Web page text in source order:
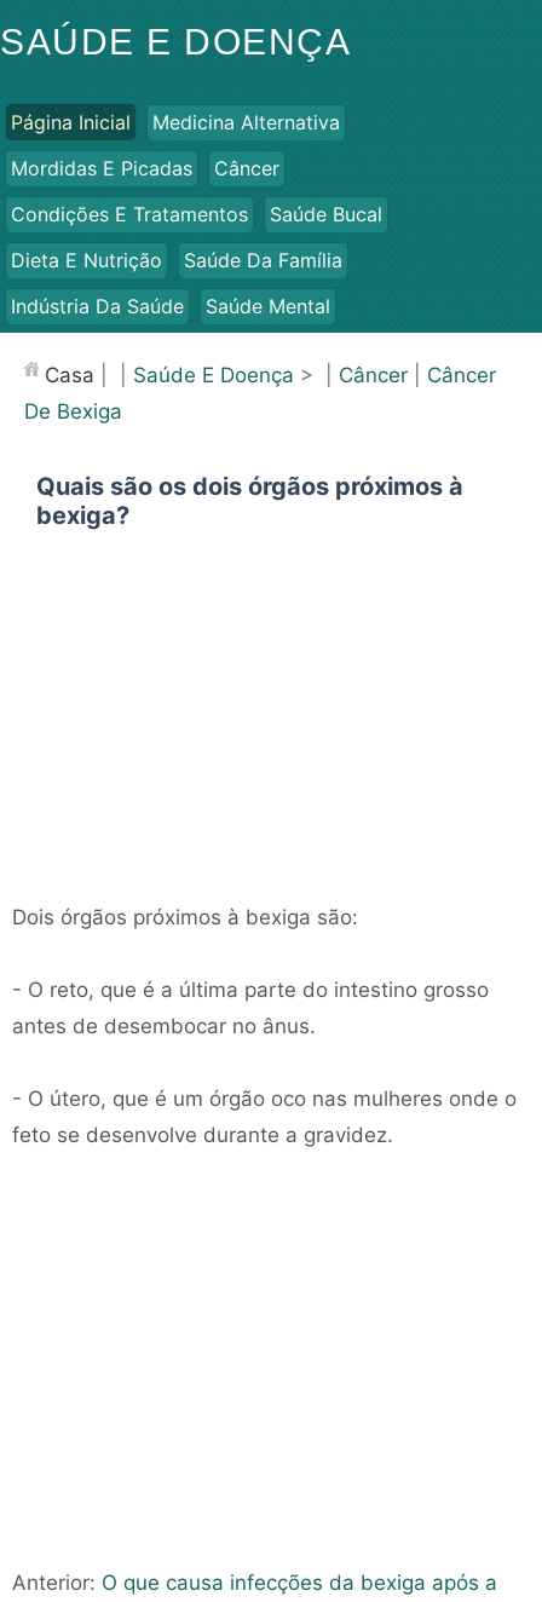
SAÚDE E DOENÇA
Página Inicial
Medicina Alternativa
Mordidas E Picadas
Câncer
Condições E Tratamentos
Saúde Bucal
Dieta E Nutrição
Saúde Da Família
Indústria Da Saúde
Saúde Mental
Saúde
Casa Saúde E Doença > | Câncer
Câncer
De Bexiga
Quais são os dois órgãos próximos à
bexiga?
Dois órgãos próximos à bexiga são:
- O reto, que é a última parte do intestino grosso
antes de desembocar no ânus.
- O útero, que é um órgão oco nas mulheres onde o
feto se desenvolve durante a gravidez.
Anterior: O que causa infecções da bexiga após a